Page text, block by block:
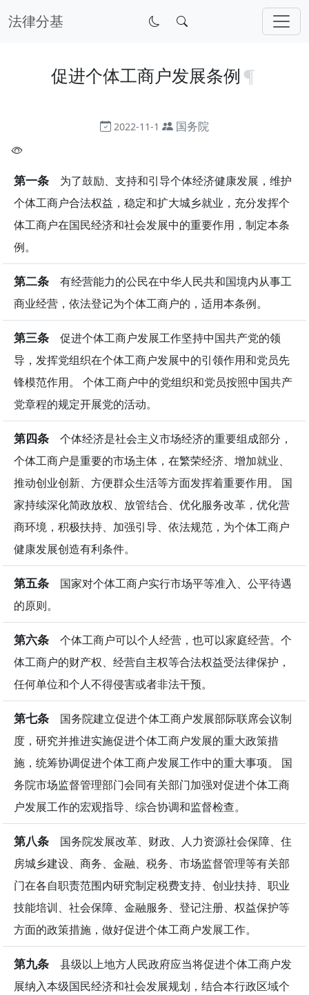
法律分基
促进个体工商户发展条例
2022-11-1 国务院
第一条 为了鼓励、支持和引导个体经济健康发展，维护
个体工商户合法权益，稳定和扩大城乡就业，充分发挥个
体工商户在国民经济和社会发展中的重要作用，制定本条
例。
第二条 有经营能力的公民在中华人民共和国境内从事工
商业经营，依法登记为个体工商户的，适用本条例。
第三条 促进个体工商户发展工作坚持中国共产党的领
导，发挥党组织在个体工商户发展中的引领作用和党员先
锋模范作用。 个体工商户中的党组织和党员按照中国共产
党章程的规定开展党的活动。
第四条 个体经济是社会主义市场经济的重要组成部分，
个体工商户是重要的市场主体，在繁荣经济、增加就业、
推动创业创新、方便群众生活等方面发挥着重要作用。 国
家持续深化简政放权、放管结合、优化服务改革，优化营
商环境，积极扶持、加强引导、依法规范，为个体工商户
健康发展创造有利条件。
第五条 国家对个体工商户实行市场平等准入、公平待遇
的原则。
第六条 个体工商户可以个人经营，也可以家庭经营。个
体工商户的财产权、经营自主权等合法权益受法律保护，
任何单位和个人不得侵害或者非法干预。
第七条 国务院建立促进个体工商户发展部际联席会议制
度，研究并推进实施促进个体工商户发展的重大政策措
施，统筹协调促进个体工商户发展工作中的重大事项。 国
务院市场监督管理部门会同有关部门加强对促进个体工商
户发展工作的宏观指导、综合协调和监督检查。
第八条 国务院发展改革、财政、人力资源社会保障、住
房城乡建设、商务、金融、税务、市场监督管理等有关部
门在各自职责范围内研究制定税费支持、创业扶持、职业
技能培训、社会保障、金融服务、登记注册、权益保护等
方面的政策措施，做好促进个体工商户发展工作。
第九条 县级以上地方人民政府应当将促进个体工商户发
展纳入本级国民经济和社会发展规划，结合本行政区域个